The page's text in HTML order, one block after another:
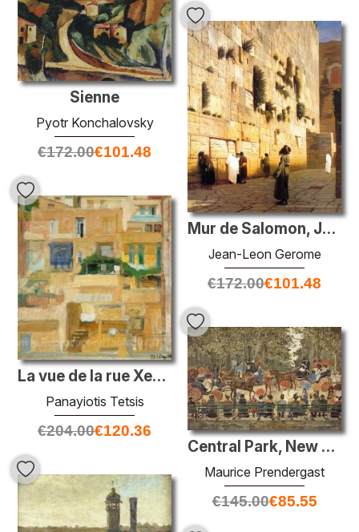
Sienne
Pyotr Konchalovsky
€172.00€101.48
Mur de Salomon, Jérusalem
Jean-Leon Gerome
€172.00€101.48
La vue de la rue Xenokrate à Athènes
Panayiotis Tetsis
€204.00€120.36
Central Park, New York
Maurice Prendergast
€145.00€85.55